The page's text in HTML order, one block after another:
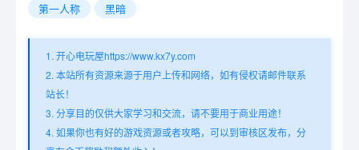
第一人称
黑暗
1. 开心电玩屋https://www.kx7y.com
2. 本站所有资源来源于用户上传和网络，如有侵权请邮件联系
站长！
3. 分享目的仅供大家学习和交流，请不要用于商业用途！
4. 如果你也有好的游戏资源或者攻略，可以到审核区发布，分